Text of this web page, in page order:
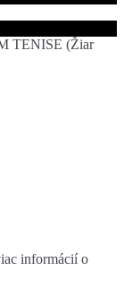
TENISE (Žiar
informácií o